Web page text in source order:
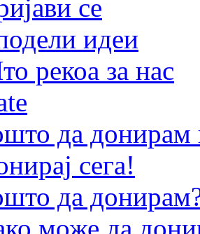
се
идеи
рекоа за нас
да
сега!
да
може да